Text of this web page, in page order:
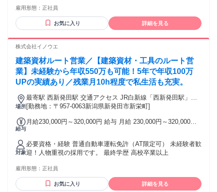
る通勤・皆勤・家族手当金額：なし 全員に一律で支払われる
月あたり〜5.00%（前年度実績） ・賞与あり：年2回、1.5カ
月分（前年度実績） ・交通費規定支給：実費支給（上限月額
35,000円） ＜一律手当詳細＞ ・業務手当：15,000円 ・扶養
手当あり ・インセンティブ手当：最大250,000円
験、または接客業経験 ・以下のいずれかの資格をお持ちの方
（なくても応募可） 柔道整復師、理学療法士（PT）、作業療
法士（OT）、言語聴覚士（ST）、看護師、准看護師、義肢装
・お困りごとを聞き取り、人の生活を支えたい方 ・周囲と連
あり（例外事由1号・64歳以下（定年のため））
雇用形態： 正社員
お気に入り 詳細を見る
株式会社イノウエ
建築資材ルート営業／【建築資材・工具のルート営
業】未経験から年収550万も可能！5年で年収100万
UPの実績あり／残業月10h程度で私生活も充実。
場所
最寄駅 西新発田駅 交通アクセス JR白新線「西新発田駅」よ
り徒歩約16分 ※車通勤OK
[勤務地：〒957-0063新潟県新発田市新栄町]
給与
月給230,000円～320,000円 給与 月給 230,000円～320,000円
ます ※上記給与は営業経験者を想定しております。 ※完全未
経験の方は210,000円～となります。 想定年収: 320万円〜500
万円 【年収例】
対象
必要資格・経験 普通自動車運転免許（AT限定可） 未経験者歓
迎！人物重視の採用です。 最終学歴 高校卒業以上
雇用形態： 正社員
お気に入り 詳細を見る